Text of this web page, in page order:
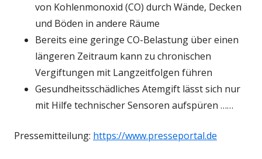
von Kohlenmonoxid (CO) durch Wände, Decken
und Böden in andere Räume
Bereits eine geringe CO-Belastung über einen
längeren Zeitraum kann zu chronischen
Vergiftungen mit Langzeitfolgen führen
Gesundheitsschädliches Atemgift lässt sich nur
mit Hilfe technischer Sensoren aufspüren ……
Pressemitteilung: https://www.presseportal.de